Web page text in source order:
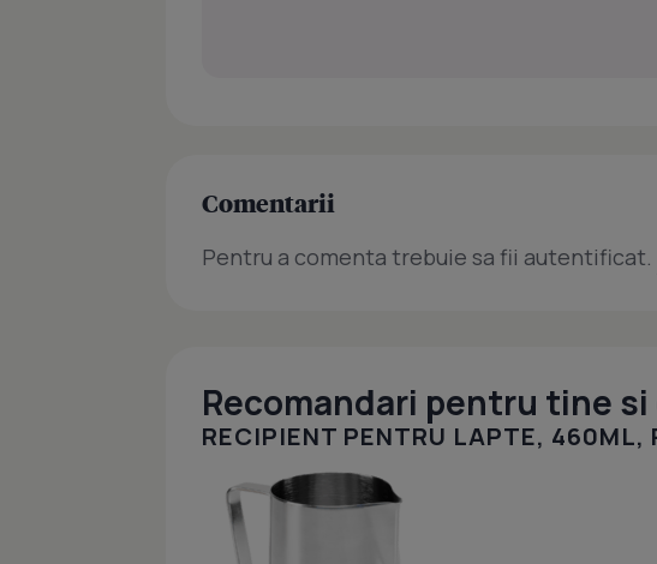
Comentarii
Pentru a comenta trebuie sa fii autentificat.
Recomandari pentru tine si
RECIPIENT PENTRU LAPTE, 460ML,